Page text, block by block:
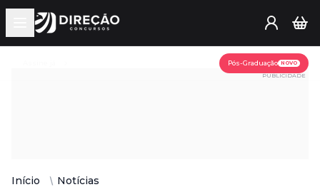
Open main menu
Pós-Graduação NOVO
PUBLICIDADE
Início Notícias